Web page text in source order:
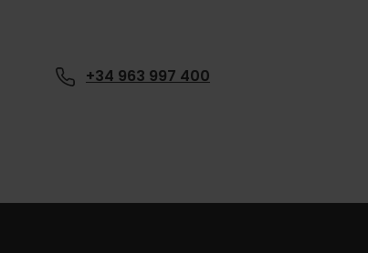
+34 963 997 400